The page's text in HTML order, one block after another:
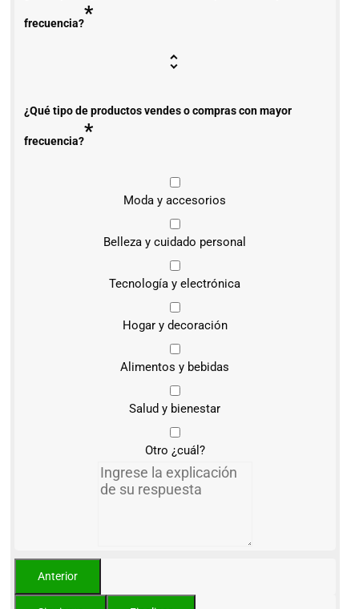
frecuencia?*
¿Qué tipo de productos vendes o compras con mayor
frecuencia?*
Moda y accesorios
Belleza y cuidado personal
Tecnología y electrónica
Hogar y decoración
Alimentos y bebidas
Salud y bienestar
Otro ¿cuál?